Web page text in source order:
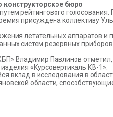
конструкторское бюро
рейтингового
присуждена коллективу
летательных аппаратов
систем резервных
Владимир Павлинов
«Курсовертикаль КВ-1».
вклад в исследования в
области,